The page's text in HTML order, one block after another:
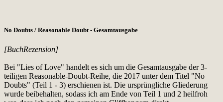
No Doubts / Reasonable Doubt - Gesamtausgabe
[BuchRezension]
Bei "Lies of Love" handelt es sich um die Gesamtausgabe der 3-
teiligen Reasonable-Doubt-Reihe, die 2017 unter dem Titel "No
Doubts" (Teil 1 - 3) erschienen ist. Die ursprüngliche Gliederung
wurde beibehalten, sodass ich am Ende von Teil 1 und 2 heilfroh